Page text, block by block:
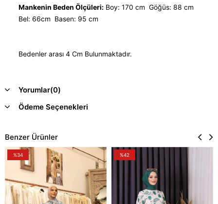
Mankenin Beden Ölçüleri: Boy: 170 cm Göğüs: 88 cm
Bel: 66cm Basen: 95 cm
Bedenler arası 4 Cm Bulunmaktadır.
Yorumlar(0)
Ödeme Seçenekleri
Benzer Ürünler
%34 %42